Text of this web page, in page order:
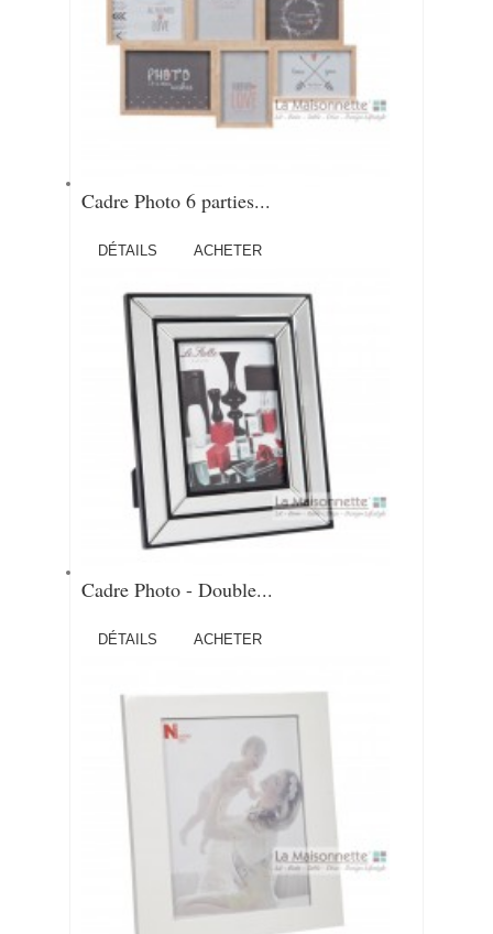
Cadre Photo 6 parties...
DÉTAILS ACHETER
Cadre Photo - Double...
DÉTAILS ACHETER